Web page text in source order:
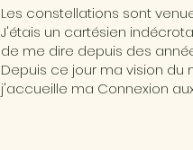
Les constellations sont
J'étais un cartésien
de me dire depuis des
Depuis ce jour ma vision du
j'accueille ma Connexion